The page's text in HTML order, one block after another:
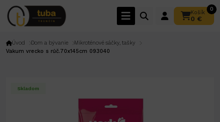
Košík
0
0 €
Úvod Dom a bývanie
Mikroténové sáčky, tašky
Vakum vrecko s rúč.70x145cm 093040
Skladom